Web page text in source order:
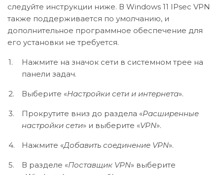
следуйте инструкции ниже. В Windows 11 IPsec VPN
также поддерживается по умолчанию, и
дополнительное программное обеспечение для
его установки не требуется.
Нажмите на значок сети в системном трее на
панели задач.
Выберите «Настройки сети и интернета».
Прокрутите вниз до раздела «Расширенные
настройки сети» и выберите «VPN».
Нажмите «Добавить соединение VPN».
В разделе «Поставщик VPN» выберите